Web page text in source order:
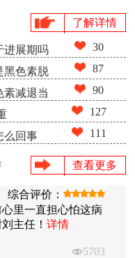
了解详情
进展期吗 30
黑色素脱
87
素减退当
90
127
么回事 111
查看更多
综合评价：
里一直担心怕这病
主任！详情
5703